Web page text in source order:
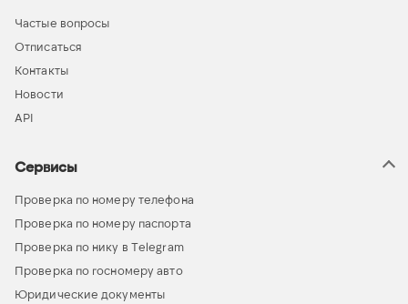
Частые вопросы
Отписаться
Контакты
Новости
API
Сервисы
Проверка по номеру телефона
Проверка по номеру паспорта
Проверка по нику в Telegram
Проверка по госномеру авто
Юридические документы